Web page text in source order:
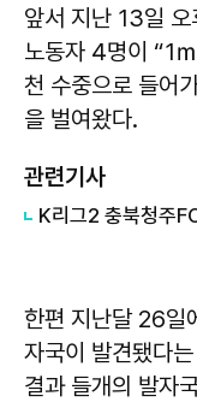
앞서 지난 13일
노동자 4명이 “1
천 수중으로 들어
을 벌여왔다.
관련기사
K리그2 충북청주
한편 지난달 26일
자국이 발견됐다
결과 들개의 발자